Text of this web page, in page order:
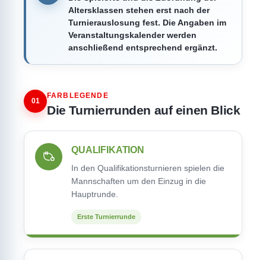
Altersklassen stehen erst nach der
Turnierauslosung fest. Die Angaben im
Veranstaltungskalender werden
anschließend entsprechend ergänzt.
01
FARBLEGENDE
Die Turnierrunden auf einen Blick
QUALIFIKATION
In den Qualifikationsturnieren spielen die
Mannschaften um den Einzug in die
Hauptrunde.
Erste Turnierrunde